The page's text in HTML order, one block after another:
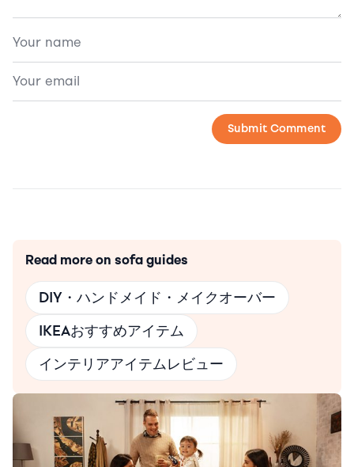
Read more on sofa guides
DIY・ハンドメイド・メイクオーバー
IKEAおすすめアイテム
インテリアアイテムレビュー